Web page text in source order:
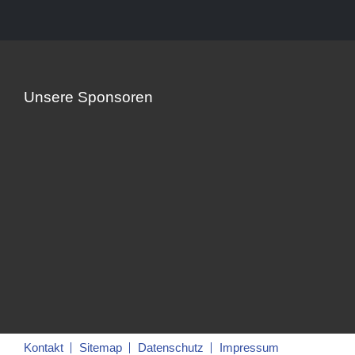
Unsere Sponsoren
Kontakt Sitemap Datenschutz Impressum